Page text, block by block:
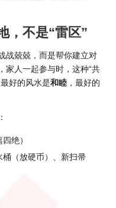
，不是“雷区”
战兢兢，而是帮你建立对
家人一起参与时，这种“共
好的风水是和睦 ，最好的
绝）
（放硬币）、新扫帚